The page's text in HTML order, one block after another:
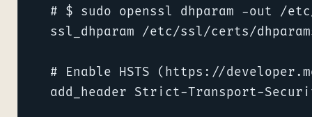
# $ sudo openssl dhparam -out /
ssl_dhparam /etc/ssl/certs/
# Enable HSTS (https://
add_header Strict-Transport-